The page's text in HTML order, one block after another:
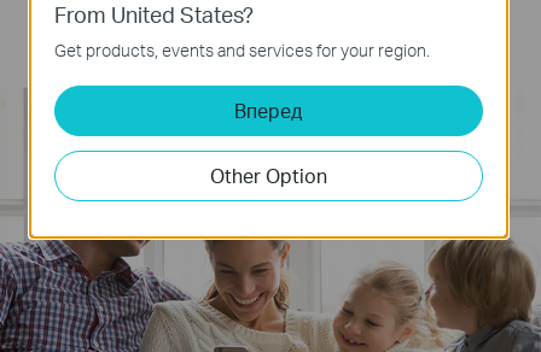
родини, економлячи час і спрощуючи використання
From United States?
Get products, events and services for your region.
Вперед
Other Option